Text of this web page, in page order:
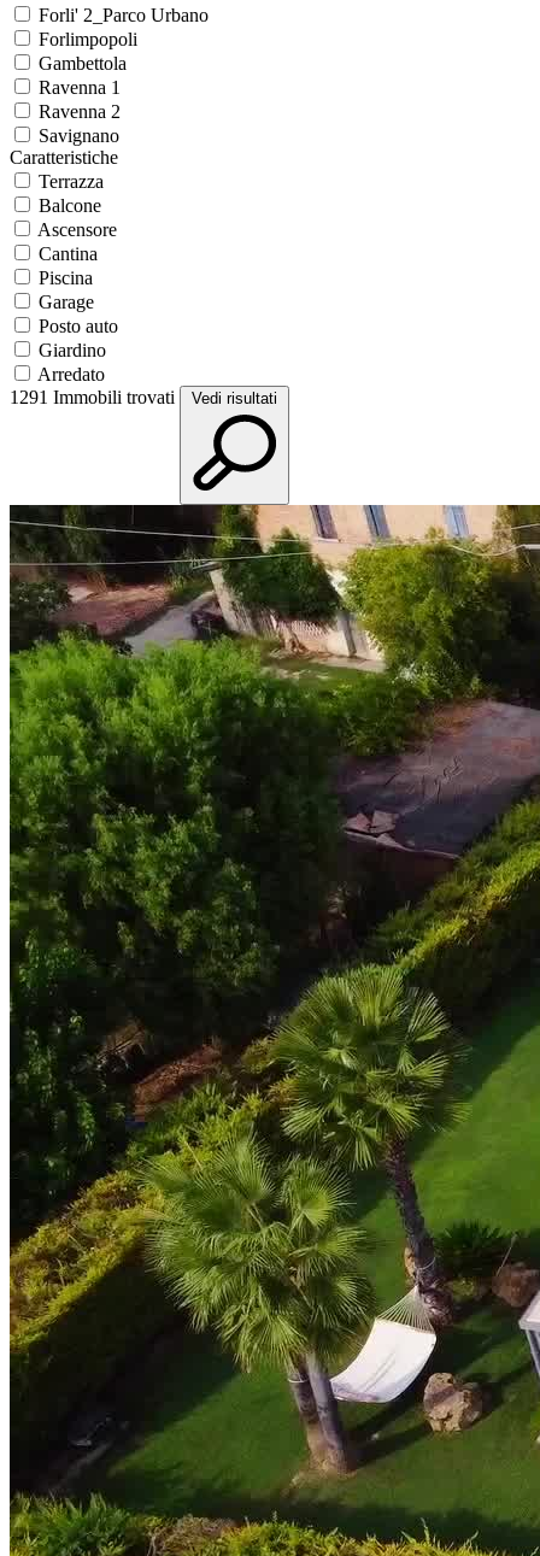
Forli' 2_Parco Urbano
Forlimpopoli
Gambettola
Ravenna 1
Ravenna 2
Savignano
Caratteristiche
Terrazza
Balcone
Ascensore
Cantina
Piscina
Garage
Posto auto
Giardino
Arredato
1291 Immobili trovati Vedi risultati